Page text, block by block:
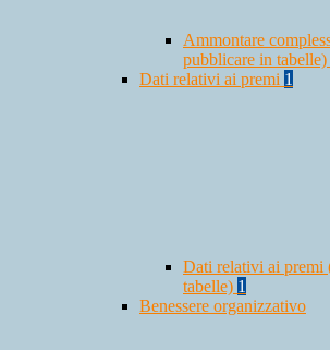
Ammontare
pubblicare in tabelle)
Dati relativi ai premi 1
Dati relativi ai premi
tabelle) 1
Benessere organizzativo